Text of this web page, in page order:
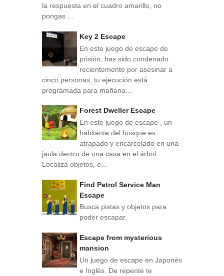
la respuesta en el cuadro amarillo, no
pongas ...
Key 2 Escape
En este juego de escape de
prisión, has sido condenado
recientemente por asesinar a
cinco personas, tu ejecución está
programada para mañana...
Forest Dweller Escape
En este juego de escape , un
habitante del bosque es
atrapado y encarcelado en una
jaula dentro de una casa en el árbol.
Localiza objetos, e...
Find Petrol Service Man
Escape
Busca pistas y objetos para
poder escapar.
Escape from mysterious
mansion
Un juego de escape en Japonés
e Inglés. De repente te